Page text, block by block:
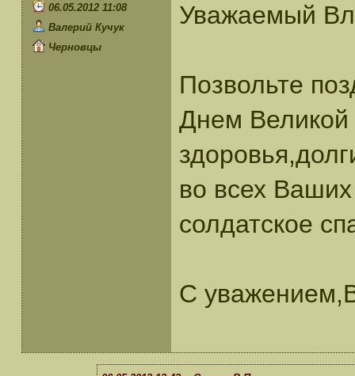
06.05.2012 11:08
Валерий Кучук
Черновцы
Уважаемый
Позвольте
Днем
во всех
солдатское
С